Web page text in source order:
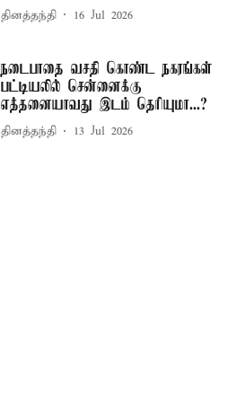
தினத்தந்தி 16 Jul 2026
நடைபாதை வசதி கொண்ட நகரங்கள்
பட்டியலில் சென்னைக்கு
எத்தனையாவது இடம் தெரியுமா...?
தினத்தந்தி 13 Jul 2026